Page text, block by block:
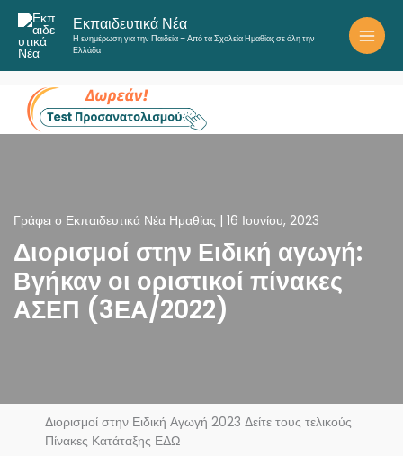
Μετάβαση
στο
περιεχόμενο
Εκπαιδευτικά Νέα
Η ενημέρωση για την Παιδεία – Από τα Σχολεία Ημαθίας σε όλη την
Ελλάδα
Γράφει ο Εκπαιδευτικά Νέα Ημαθίας 16 Ιουνίου, 2023
Διορισμοί στην Ειδική αγωγή:
Βγήκαν οι οριστικοί πίνακες
ΑΣΕΠ (3ΕΑ/2022)
Διορισμοί στην Ειδική Αγωγή 2023 Δείτε τους τελικούς
Πίνακες Κατάταξης ΕΔΩ